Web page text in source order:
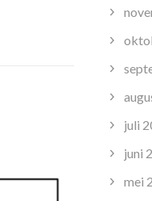
juli
juni
mei